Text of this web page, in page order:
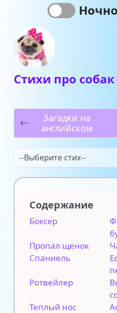
Cтихи про собак
Загадки на
английском
--Выберите стих--
Содержание
Боксер
Пропал щенок
Спаниель
Ротвейлер
Теплый нос